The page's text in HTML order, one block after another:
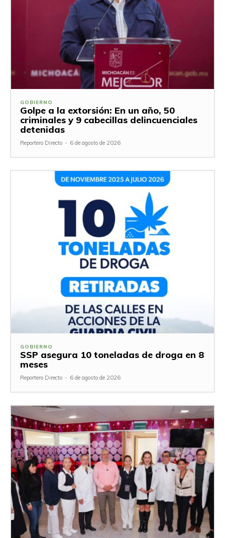
GOBIERNO
Golpe a la extorsión: En un año, 50
criminales y 9 cabecillas delincuenciales
detenidas
Reportero Directo - 6 de agosto de 2026
GOBIERNO
SSP asegura 10 toneladas de droga en 8
meses
Reportero Directo - 6 de agosto de 2026